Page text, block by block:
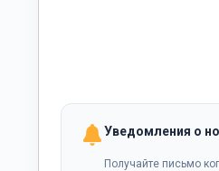
Уведомления о
Получайте письмо